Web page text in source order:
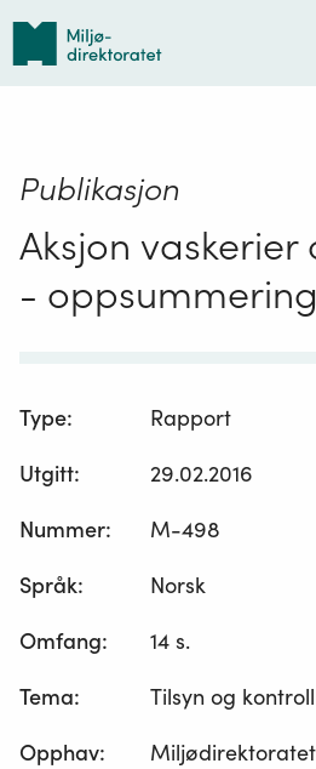
Tilbake
forsiden
Publikasjon
Aksjon
- oppsummering
Type:
Rapport
Utgitt:
29.02.2016
Nummer:
M-498
Språk:
Norsk
Omfang:
14 s.
Tema:
Tilsyn og kontroll
Opphav: Miljødirektoratet